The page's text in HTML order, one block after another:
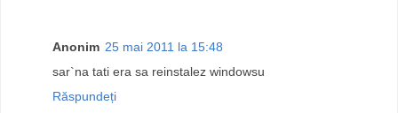
Anonim 25 mai 2011 la 15:48
sar`na tati era sa reinstalez windowsu
Răspundeți